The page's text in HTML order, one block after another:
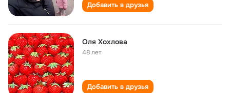
Добавить в друзья
Оля Хохлова
48 лет
Добавить в друзья